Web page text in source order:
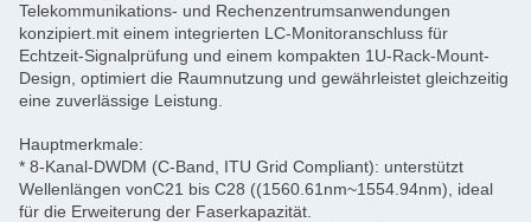
Telekommunikations- und Rechenzentrumsanwendungen
konzipiert.mit einem integrierten LC-Monitoranschluss für
Echtzeit-Signalprüfung und einem kompakten 1U-Rack-Mount-
Design, optimiert die Raumnutzung und gewährleistet gleichzeitig
eine zuverlässige Leistung.
Hauptmerkmale:
* 8-Kanal-DWDM (C-Band, ITU Grid Compliant): unterstützt
Wellenlängen vonC21 bis C28 ((1560.61nm~1554.94nm) , ideal
für die Erweiterung der Faserkapazität.